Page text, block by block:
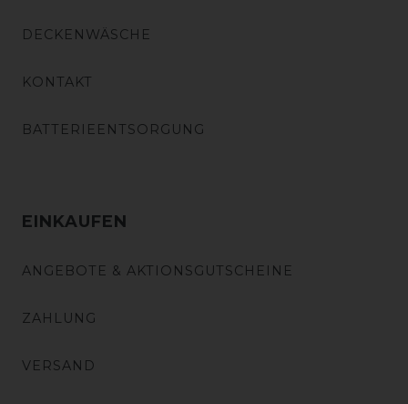
DECKENWÄSCHE
KONTAKT
BATTERIEENTSORGUNG
EINKAUFEN
ANGEBOTE & AKTIONSGUTSCHEINE
ZAHLUNG
VERSAND